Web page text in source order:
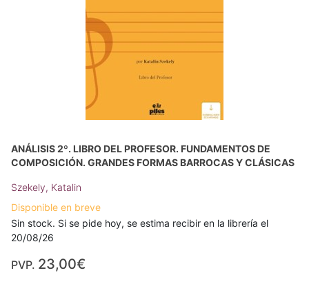
ANÁLISIS 2º. LIBRO DEL PROFESOR. FUNDAMENTOS DE
COMPOSICIÓN. GRANDES FORMAS BARROCAS Y CLÁSICAS
Szekely, Katalin
Disponible en breve
Sin stock. Si se pide hoy, se estima recibir en la librería el
20/08/26
PVP. 23,00€